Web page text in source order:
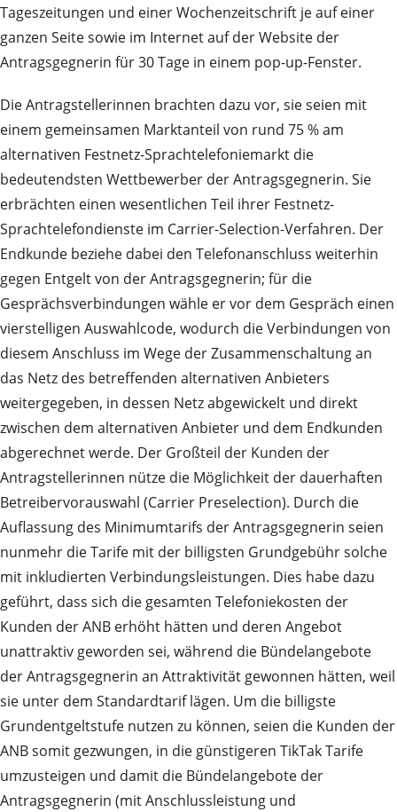
Tageszeitungen und einer Wochenzeitschrift je auf einer
ganzen Seite sowie im Internet auf der Website der
Antragsgegnerin für 30 Tage in einem pop-up-Fenster.
Die Antragstellerinnen brachten dazu vor, sie seien mit
einem gemeinsamen Marktanteil von rund 75 % am
alternativen Festnetz-Sprachtelefoniemarkt die
bedeutendsten Wettbewerber der Antragsgegnerin. Sie
erbrächten einen wesentlichen Teil ihrer Festnetz-
Sprachtelefondienste im Carrier-Selection-Verfahren. Der
Endkunde beziehe dabei den Telefonanschluss weiterhin
gegen Entgelt von der Antragsgegnerin; für die
Gesprächsverbindungen wähle er vor dem Gespräch einen
vierstelligen Auswahlcode, wodurch die Verbindungen von
diesem Anschluss im Wege der Zusammenschaltung an
das Netz des betreffenden alternativen Anbieters
weitergegeben, in dessen Netz abgewickelt und direkt
zwischen dem alternativen Anbieter und dem Endkunden
abgerechnet werde. Der Großteil der Kunden der
Antragstellerinnen nütze die Möglichkeit der dauerhaften
Betreibervorauswahl (Carrier Preselection). Durch die
Auflassung des Minimumtarifs der Antragsgegnerin seien
nunmehr die Tarife mit der billigsten Grundgebühr solche
mit inkludierten Verbindungsleistungen. Dies habe dazu
geführt, dass sich die gesamten Telefoniekosten der
Kunden der ANB erhöht hätten und deren Angebot
unattraktiv geworden sei, während die Bündelangebote
der Antragsgegnerin an Attraktivität gewonnen hätten, weil
sie unter dem Standardtarif lägen. Um die billigste
Grundentgeltstufe nutzen zu können, seien die Kunden der
ANB somit gezwungen, in die günstigeren TikTak Tarife
umzusteigen und damit die Bündelangebote der
Antragsgegnerin (mit Anschlussleistung und